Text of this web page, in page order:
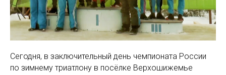
Сегодня, в заключительный день чемпионата России
по зимнему триатлону в посёлке Верхошижемье